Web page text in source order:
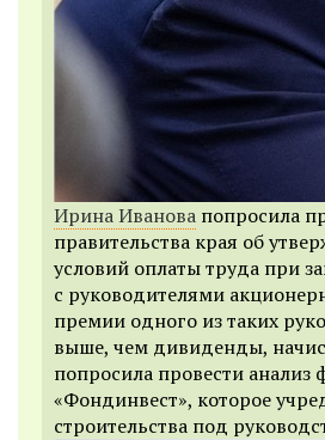
Ирина Иванова попросила
правительства края об
условий оплаты труда при
с руководителями
премии одного из таких
выше, чем дивиденды,
попросила провести
«Фондинвест», которое
строительства под